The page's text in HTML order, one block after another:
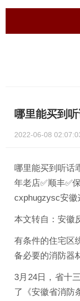
哪里能买到
2022-06-08
哪里能买到听话
年老店✅顺丰✅
cxphugzysc安徽
本文转自：安徽
有条件的住宅区
备必要的消防
3月24日，省十
了《安徽省消防